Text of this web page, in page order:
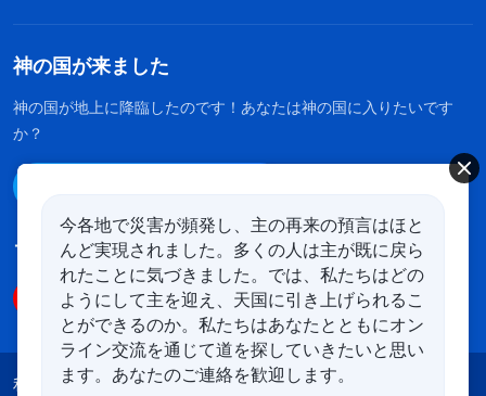
神の国が来ました
神の国が地上に降臨したのです！あなたは神の国に入りたいです
か？
フォローする
利用規約 プライバシーポリシー クレジット
今各地で災害が頻発し、主の再来の預言はほと
んど実現されました。多くの人は主が既に戻ら
れたことに気づきました。では、私たちはどの
ようにして主を迎え、天国に引き上げられるこ
とができるのか。私たちはあなたとともにオン
ライン交流を通じて道を探していきたいと思い
ます。あなたのご連絡を歓迎します。